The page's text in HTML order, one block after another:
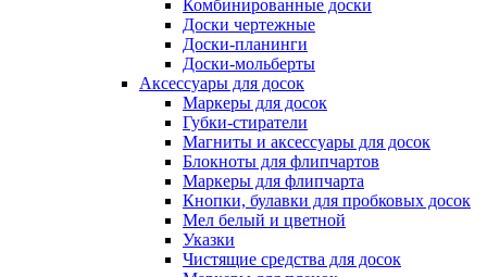
Комбинированные доски
Доски чертежные
Доски-планинги
Доски-мольберты
Аксессуары для досок
Маркеры для досок
Губки-стиратели
Магниты и аксессуары для досок
Блокноты для флипчартов
Маркеры для флипчарта
Кнопки, булавки для пробковых досок
Мел белый и цветной
Указки
Чистящие средства для досок